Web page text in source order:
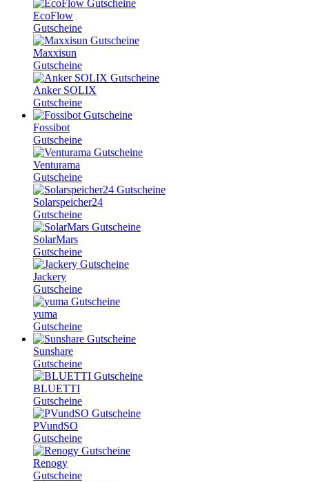
EcoFlow
Gutscheine
Maxxisun
Gutscheine
Anker SOLIX
Gutscheine
Fossibot
Gutscheine
Venturama
Gutscheine
Solarspeicher24
Gutscheine
SolarMars
Gutscheine
Jackery
Gutscheine
yuma
Gutscheine
Sunshare
Gutscheine
BLUETTI
Gutscheine
PVundSO
Gutscheine
Renogy
Gutscheine